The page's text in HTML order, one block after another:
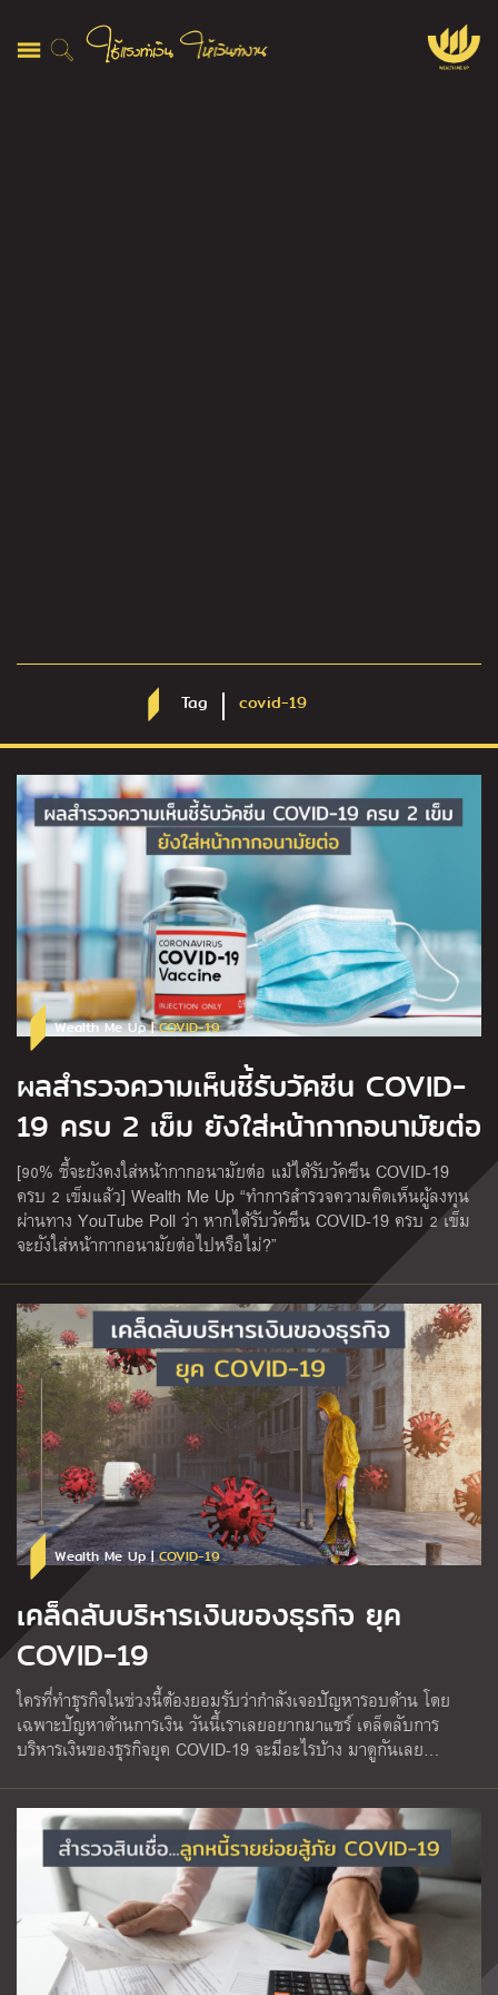
Tag covid-19
Wealth Me Up |COVID-19
ผลสำรวจความเห็นชี้รับวัคซีน COVID-
19 ครบ 2 เข็ม ยังใส่หน้ากากอนามัยต่อ
[90% ชี้จะยังคงใส่หน้ากากอนามัยต่อ แม้ได้รับวัคซีน COVID-19
ครบ 2 เข็มแล้ว] Wealth Me Up “ทำการสำรวจความคิดเห็นผู้ลงทุน
ผ่านทาง YouTube Poll ว่า หากได้รับวัคซีน COVID-19 ครบ 2 เข็ม
จะยังใส่หน้ากากอนามัยต่อไปหรือไม่?”
Wealth Me Up |COVID-19
เคล็ดลับบริหารเงินของธุรกิจ ยุค
COVID-19
ใครที่ทำธุรกิจในช่วงนี้ต้องยอมรับว่ากำลังเจอปัญหารอบด้าน โดย
เฉพาะปัญหาด้านการเงิน วันนี้เราเลยอยากมาแชร์ เคล็ดลับการ
บริหารเงินของธุรกิจยุค COVID-19 จะมีอะไรบ้าง มาดูกันเลย…